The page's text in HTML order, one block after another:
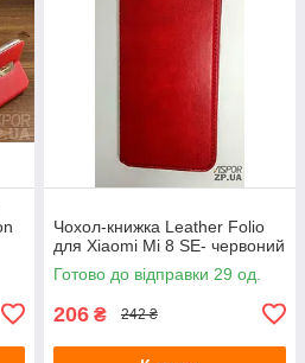
Чохол-книжка Leather Folio
для Xiaomi Mi 8 SE- червоний
Готово до відправки 29 од.
206 ₴ 242 ₴